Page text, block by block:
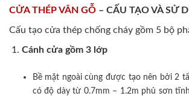
CỬA THÉP VÂN GỖ – CẤU TẠO VÀ SỬ
Cấu tạo cửa thép chống cháy gồm 5 bộ
Cánh cửa gồm 3 lớp
Bề mặt ngoài cùng được tạo nên bởi 2
có độ dày từ 0.7mm – 1.2m phủ sơn